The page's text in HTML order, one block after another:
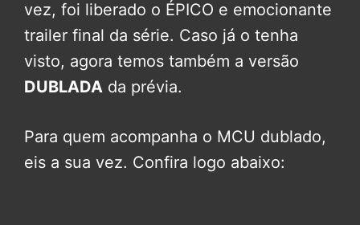
vez, foi liberado o ÉPICO e emocionante
trailer final da série. Caso já o tenha
visto, agora temos também a versão
DUBLADA da prévia.
Para quem acompanha o MCU dublado,
eis a sua vez. Confira logo abaixo: